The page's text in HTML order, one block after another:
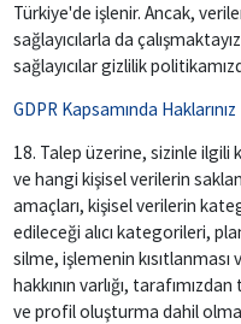
Türkiye'de işlenir. Ancak,
sağlayıcılarla da
sağlayıcılar gizlilik
GDPR Kapsamında Haklarınız
18. Talep üzerine, sizinle ilgili
ve hangi kişisel verilerin
amaçları, kişisel verilerin
edileceği alıcı kategorileri,
silme, işlemenin kısıtlanması
hakkının varlığı,
ve profil oluşturma dahil